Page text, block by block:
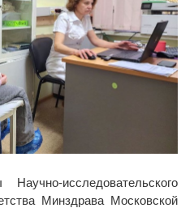
исследовательского
Минздрава Московской